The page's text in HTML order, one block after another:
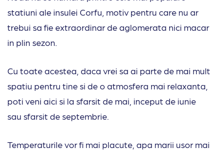
statiuni ale insulei Corfu, motiv pentru care nu ar
trebui sa fie extraordinar de aglomerata nici macar
in plin sezon.
Cu toate acestea, daca vrei sa ai parte de mai mult
spatiu pentru tine si de o atmosfera mai relaxanta,
poti veni aici si la sfarsit de mai, inceput de iunie
sau sfarsit de septembrie.
Temperaturile vor fi mai placute, apa marii usor mai